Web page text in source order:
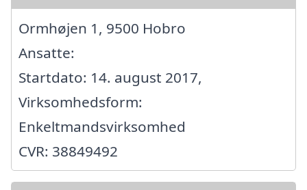
Ormhøjen 1, 9500 Hobro
Ansatte:
Startdato: 14. august 2017,
Virksomhedsform:
Enkeltmandsvirksomhed
CVR: 38849492